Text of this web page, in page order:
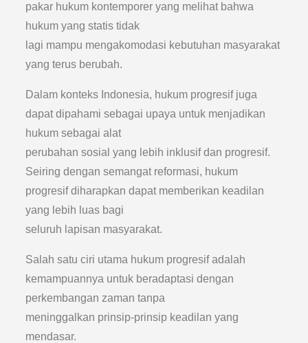
pakar hukum kontemporer yang melihat bahwa
hukum yang statis tidak
lagi mampu mengakomodasi kebutuhan masyarakat
yang terus berubah.
Dalam konteks Indonesia, hukum progresif juga
dapat dipahami sebagai upaya untuk menjadikan
hukum sebagai alat
perubahan sosial yang lebih inklusif dan progresif.
Seiring dengan semangat reformasi, hukum
progresif diharapkan dapat memberikan keadilan
yang lebih luas bagi
seluruh lapisan masyarakat.
Salah satu ciri utama hukum progresif adalah
kemampuannya untuk beradaptasi dengan
perkembangan zaman tanpa
meninggalkan prinsip-prinsip keadilan yang
mendasar.